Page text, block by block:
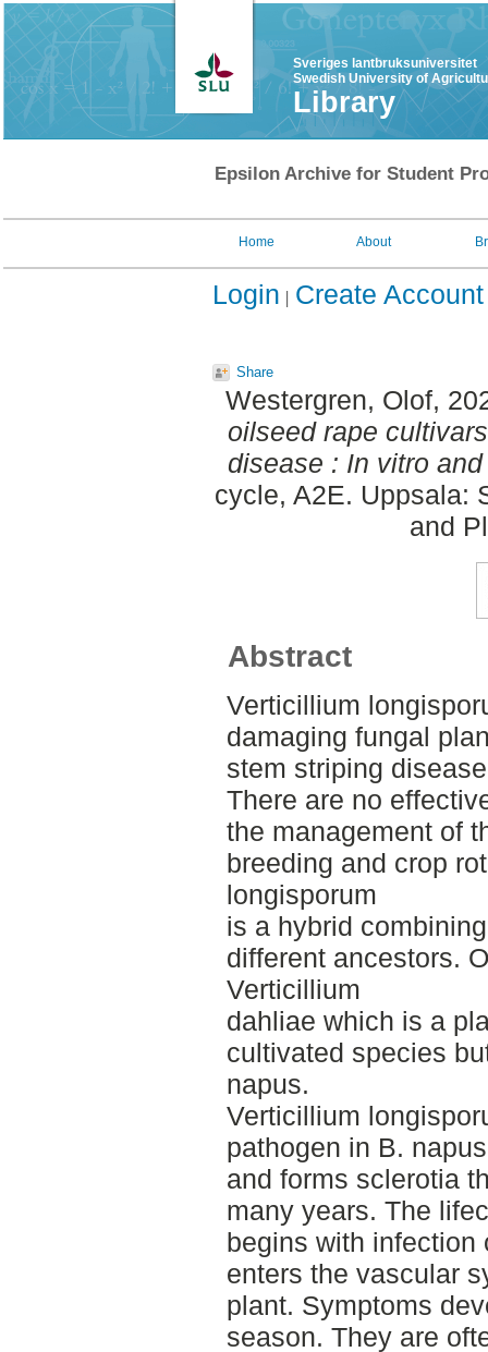
Sveriges lantbruksuniversitet
Swedish University of
Library
Epsilon Archive for Student
Home About
Login Create Account
Share
Westergren, Olof,
oilseed rape
disease : In vitro
cycle, A2E. Uppsala:
and
Abstract
Verticillium
damaging fungal
stem striping
There are no
the management of
breeding and crop
longisporum
is a hybrid
different ancestors.
Verticillium
dahliae which is a
cultivated species
napus.
Verticillium
pathogen in B.
and forms sclerotia
many years. The
begins with infection
enters the vascular
plant. Symptoms
season. They are